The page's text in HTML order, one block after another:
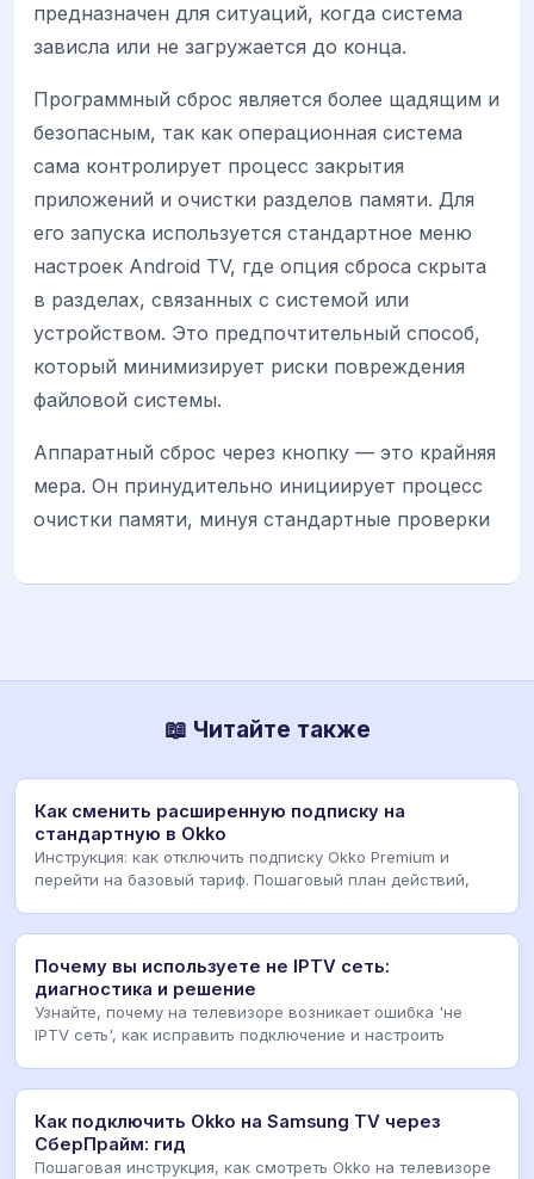
предназначен для ситуаций, когда система
зависла или не загружается до конца.
Программный сброс является более щадящим и
безопасным, так как операционная система
сама контролирует процесс закрытия
приложений и очистки разделов памяти. Для
его запуска используется стандартное меню
настроек Android TV, где опция сброса скрыта
в разделах, связанных с системой или
устройством. Это предпочтительный способ,
который минимизирует риски повреждения
файловой системы.
Аппаратный сброс через кнопку — это крайняя
мера. Он принудительно инициирует процесс
очистки памяти, минуя стандартные проверки
📖 Читайте также
Как сменить расширенную подписку на
стандартную в Okko
Инструкция: как отключить подписку Okko Premium и
перейти на базовый тариф. Пошаговый план действий,
Почему вы используете не IPTV сеть:
диагностика и решение
Узнайте, почему на телевизоре возникает ошибка 'не
IPTV сеть', как исправить подключение и настроить
Как подключить Okko на Samsung TV через
СберПрайм: гид
Пошаговая инструкция, как смотреть Okko на телевизоре